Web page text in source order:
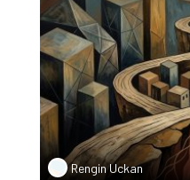
Rengin Uckan